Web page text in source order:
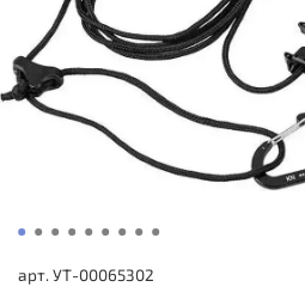
арт. УТ-00065302